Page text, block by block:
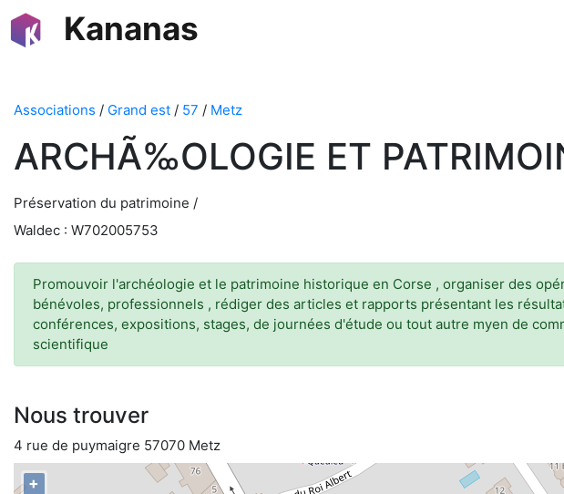
Kananas
Associations / Grand est / 57 / Metz
ARCHÃ‰OLOGIE ET
Préservation du patrimoine /
Waldec : W702005753
Promouvoir l'archéologie et le patrimoine historique en Corse , organiser des
bénévoles, professionnels , rédiger des articles et rapports présentant les
conférences, expositions, stages, de journées d'étude ou tout autre myen de
scientifique
Nous trouver
4 rue de puymaigre 57070 Metz
+